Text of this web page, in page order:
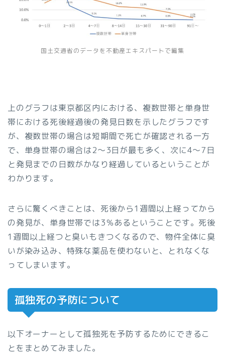
国土交通省のデータを不動産エキスパートで編集
上のグラフは東京都区内における、複数世帯と単身世
帯における死後経過後の発見日数を示したグラフです
が、複数世帯の場合は短期間で死亡が確認される一方
で、単身世帯の場合は2～3日が最も多く、次に4～7日
と発見までの日数がかなり経過しているということが
わかります。
さらに驚くべきことは、死後から1週間以上経ってから
の発見が、単身世帯では3％あるということです。死後
1週間以上経つと臭いもきつくなるので、物件全体に臭
いが染み込み、特殊な薬品を使わないと、とれなくな
ってしまいます。
孤独死の予防について
以下オーナーとして孤独死を予防するためにできるこ
とをまとめてみました。